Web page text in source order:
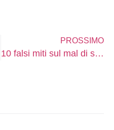
PROSSIMO
10 falsi miti sul mal di schiena: #2 Le iniezioni di steroidi sono una soluzione rapida